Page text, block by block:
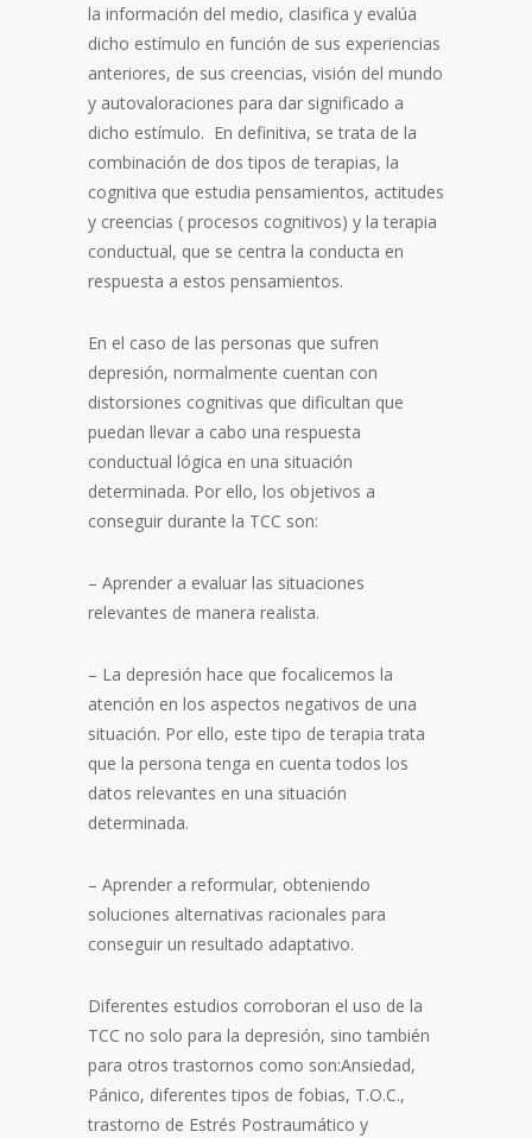
la información del medio, clasifica y evalúa
dicho estímulo en función de sus experiencias
anteriores, de sus creencias, visión del mundo
y autovaloraciones para dar significado a
dicho estímulo. En definitiva, se trata de la
combinación de dos tipos de terapias, la
cognitiva que estudia pensamientos, actitudes
y creencias ( procesos cognitivos) y la terapia
conductual, que se centra la conducta en
respuesta a estos pensamientos.
En el caso de las personas que sufren
depresión, normalmente cuentan con
distorsiones cognitivas que dificultan que
puedan llevar a cabo una respuesta
conductual lógica en una situación
determinada. Por ello, los objetivos a
conseguir durante la TCC son:
– Aprender a evaluar las situaciones
relevantes de manera realista.
– La depresión hace que focalicemos la
atención en los aspectos negativos de una
situación. Por ello, este tipo de terapia trata
que la persona tenga en cuenta todos los
datos relevantes en una situación
determinada.
– Aprender a reformular, obteniendo
soluciones alternativas racionales para
conseguir un resultado adaptativo.
Diferentes estudios corroboran el uso de la
TCC no solo para la depresión, sino también
para otros trastornos como son:Ansiedad,
Pánico, diferentes tipos de fobias, T.O.C.,
trastorno de Estrés Postraumático y